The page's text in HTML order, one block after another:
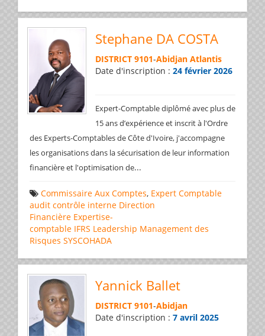
Stephane DA COSTA
DISTRICT 9101-Abidjan Atlantis
Date d'inscription : 24 février 2026
Expert-Comptable diplômé avec plus de
15 ans d’expérience et inscrit à l'Ordre
des Experts-Comptables de Côte d'Ivoire, j'accompagne
les organisations dans la sécurisation de leur information
financière et l'optimisation de...
Commissaire Aux Comptes, Expert Comptable
audit contrôle interne Direction
Financière Expertise-
comptable IFRS Leadership Management des
Risques SYSCOHADA
Yannick Ballet
DISTRICT 9101-Abidjan
Date d'inscription : 7 avril 2025